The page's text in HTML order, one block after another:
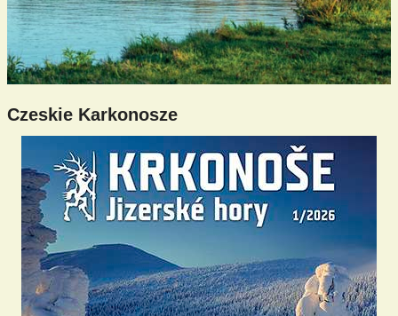
Czeskie Karkonosze